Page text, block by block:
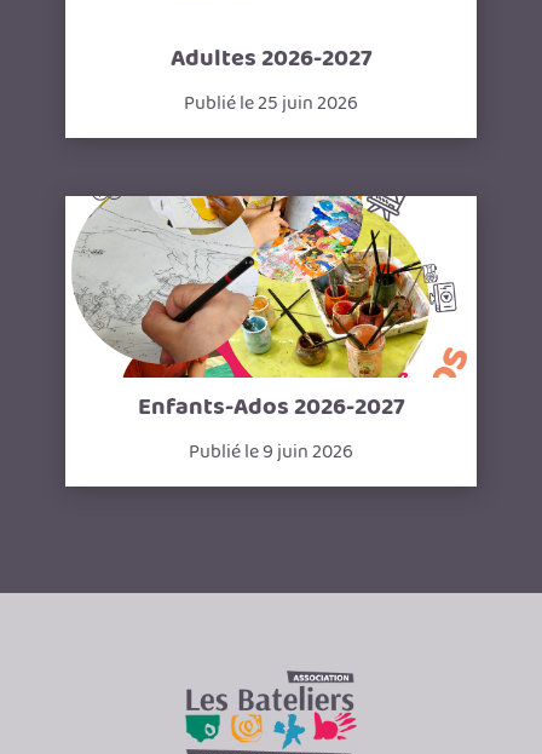
Adultes 2026-2027
Publié le 25 juin 2026
Enfants-Ados 2026-2027
Publié le 9 juin 2026